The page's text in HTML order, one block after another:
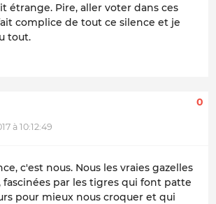
étrange. Pire, aller voter dans ces
complice de tout ce silence et je
tout.
à 10:12:49
0
c'est nous. Nous les vraies gazelles
fascinées par les tigres qui font patte
pour mieux nous croquer et qui